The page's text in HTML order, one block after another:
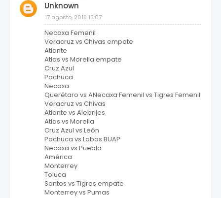
Unknown
17 agosto, 2018 15:07
Necaxa Femenil
Veracruz vs Chivas empate
Atlante
Atlas vs Morelia empate
Cruz Azul
Pachuca
Necaxa
Querétaro vs ANecaxa Femenil vs Tigres Femenil
Veracruz vs Chivas
Atlante vs Alebrijes
Atlas vs Morelia
Cruz Azul vs León
Pachuca vs Lobos BUAP
Necaxa vs Puebla
América
Monterrey
Toluca
Santos vs Tigres empate
Monterrey vs Pumas